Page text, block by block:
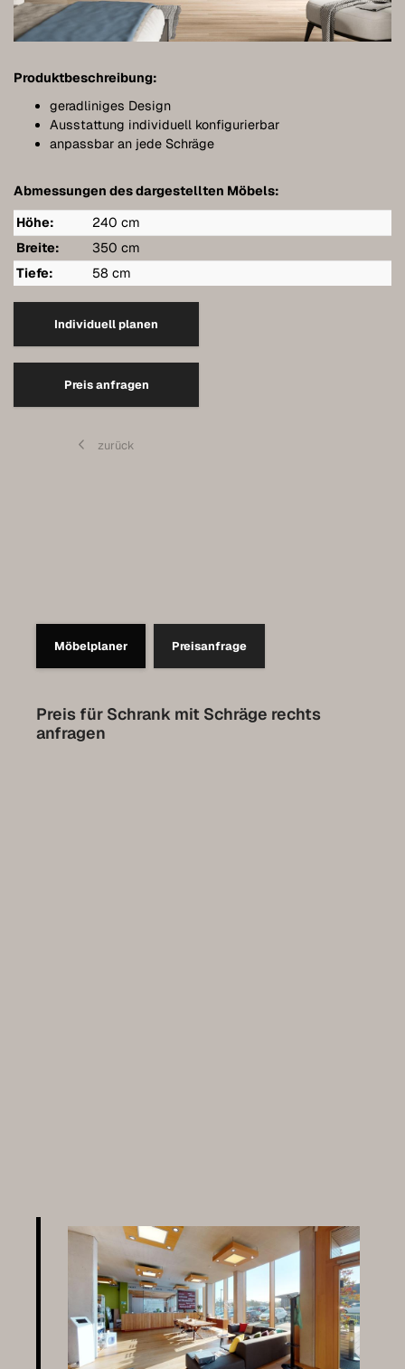
Produktbeschreibung:
geradliniges Design
Ausstattung individuell konfigurierbar
anpassbar an jede Schräge
Abmessungen des dargestellten Möbels:
Höhe:
240 cm
Breite:
350 cm
Tiefe:
58 cm
Individuell planen
Preis anfragen
zurück
Möbelplaner Preisanfrage
Preis für Schrank mit Schräge rechts
anfragen
Meubles de salle de bains
Meubles sous pente
Étagères murales suspendues
Dressings
Étagères
Buffets
Armoires murales
Qualité de nos meubles
Entretien